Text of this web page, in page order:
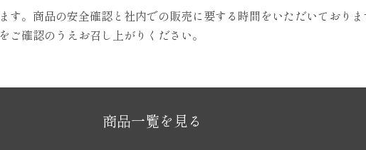
。商品の安全確認と社内での販売に要する時間をいただいており
確認のうえお召し上がりください。
商品一覧を見る